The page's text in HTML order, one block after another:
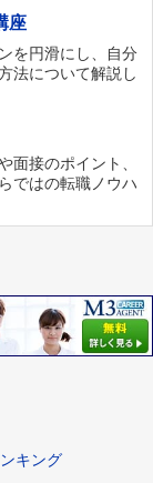
座
を円滑にし、自分
法について解説し
面接のポイント、
ではの転職ノウハ
キング